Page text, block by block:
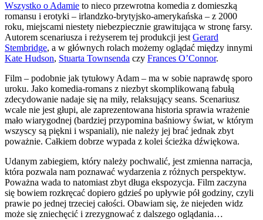
Wszystko o Adamie to nieco przewrotna komedia z domieszką
romansu i erotyki – irlandzko-brytyjsko-amerykańska – z 2000
roku, miejscami niestety niebezpiecznie grawitująca w stronę farsy.
Autorem scenariusza i reżyserem tej produkcji jest Gerard
Stembridge, a w głównych rolach możemy oglądać między innymi
Kate Hudson, Stuarta Townsenda czy Frances O’Connor.
Film – podobnie jak tytułowy Adam – ma w sobie naprawdę sporo
uroku. Jako komedia-romans z niezbyt skomplikowaną fabułą
zdecydowanie nadaje się na miły, relaksujący seans. Scenariusz
wcale nie jest głupi, ale zaprezentowana historia sprawia wrażenie
mało wiarygodnej (bardziej przypomina baśniowy świat, w którym
wszyscy są piękni i wspaniali), nie należy jej brać jednak zbyt
poważnie. Całkiem dobrze wypada z kolei ścieżka dźwiękowa.
Udanym zabiegiem, który należy pochwalić, jest zmienna narracja,
która pozwala nam poznawać wydarzenia z różnych perspektyw.
Poważna wada to natomiast zbyt długa ekspozycja. Film zaczyna
się bowiem rozkręcać dopiero gdzieś po upływie pół godziny, czyli
prawie po jednej trzeciej całości. Obawiam się, że niejeden widz
może się zniechęcić i zrezygnować z dalszego oglądania…